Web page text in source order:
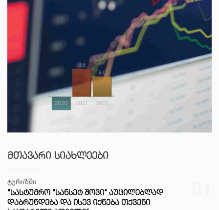
ᲛᲗᲐᲕᲐᲠᲘ ᲡᲘᲐᲮᲚᲔᲔᲑᲘ
ტურიზმი
"ᲡᲐᲡᲢᲣᲛᲠᲝ "ᲡᲐᲜᲡᲔᲢ ᲨᲝᲕᲘ" ᲐᲣᲪᲘᲚᲔᲑᲚᲐᲓ
ᲓᲐᲑᲠᲣᲜᲓᲔᲑᲐ ᲓᲐ ᲘᲡᲔᲕ ᲘᲥᲜᲔᲑᲐ ᲗᲥᲕᲔᲜᲘ